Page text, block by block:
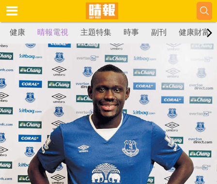
健康 晴報電視 主題特集 時事 副刊 健康財富